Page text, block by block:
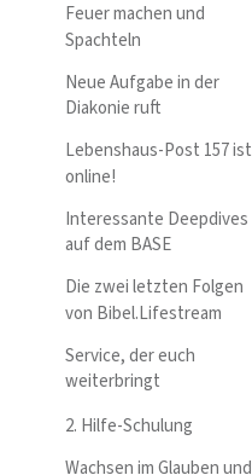
Feuer machen und
Spachteln
Neue Aufgabe in der
Diakonie ruft
Lebenshaus-Post 157 ist
online!
Interessante Deepdives
auf dem BASE
Die zwei letzten Folgen
von Bibel.Lifestream
Service, der euch
weiterbringt
2. Hilfe-Schulung
Wachsen im Glauben und